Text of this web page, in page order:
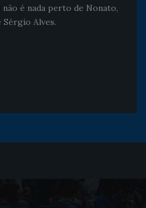
é nada perto de Nonato,
Sérgio Alves.